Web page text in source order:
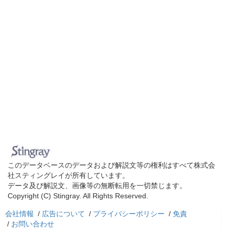
このデータベースのデータおよび解説文等の権利はすべて株式会
社スティングレイが所有しています。
データ及び解説文、画像等の無断転用を一切禁じます。
Copyright (C) Stingray. All Rights Reserved.
会社情報 / 広告について / プライバシーポリシー / 免責
/ お問い合わせ